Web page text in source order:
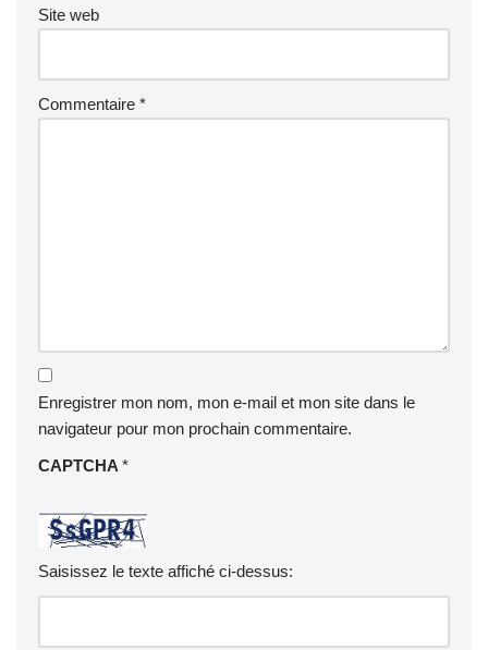
Site web
Commentaire *
Enregistrer mon nom, mon e-mail et mon site dans le
navigateur pour mon prochain commentaire.
CAPTCHA *
Saisissez le texte affiché ci-dessus: